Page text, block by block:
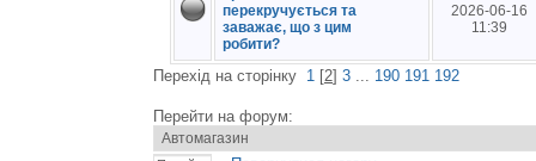
перекручується та
заважає, що з цим
робити?
2026-06-16
11:39
Перехід на сторінку 1 [2] 3 ... 190 191 192
Перейти на форум: